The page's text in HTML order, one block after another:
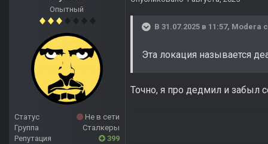
Опытный
Статус
Не в сети
Группа
Сталкеры
Репутация
399
В 31.07.2025 в 11:57, Modera
Эта локация называется
Точно, я про дедмил и забыл